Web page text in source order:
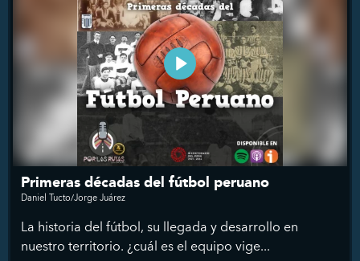
Primeras décadas del fútbol peruano
Daniel Tucto/Jorge Juárez
La historia del fútbol, su llegada y desarrollo en
nuestro territorio. ¿cuál es el equipo vige...